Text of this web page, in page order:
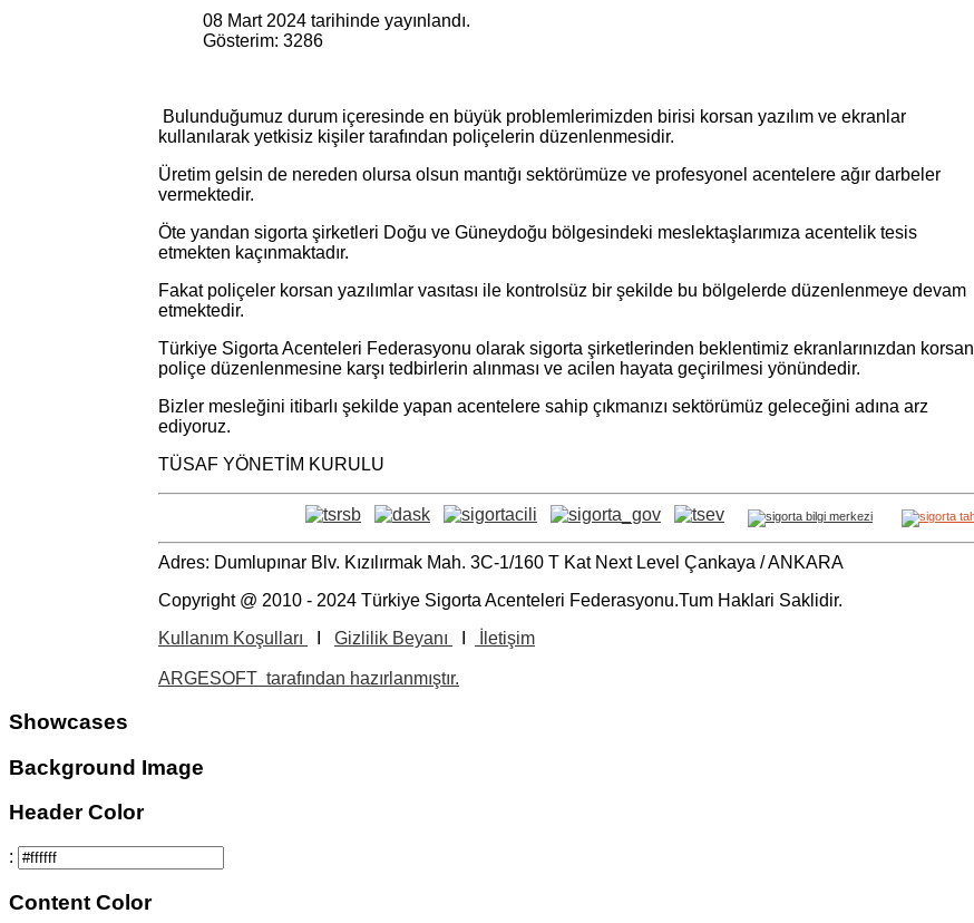
08 Mart 2024 tarihinde yayınlandı.
Gösterim: 3286
Bulunduğumuz durum içeresinde en büyük problemlerimizden birisi korsan yazılım ve ekranlar
kullanılarak yetkisiz kişiler tarafından poliçelerin düzenlenmesidir.
Üretim gelsin de nereden olursa olsun mantığı sektörümüze ve profesyonel acentelere ağır darbeler
vermektedir.
Öte yandan sigorta şirketleri Doğu ve Güneydoğu bölgesindeki meslektaşlarımıza acentelik tesis
etmekten kaçınmaktadır.
Fakat poliçeler korsan yazılımlar vasıtası ile kontrolsüz bir şekilde bu bölgelerde düzenlenmeye devam
etmektedir.
Türkiye Sigorta Acenteleri Federasyonu olarak sigorta şirketlerinden beklentimiz ekranlarınızdan korsan
poliçe düzenlenmesine karşı tedbirlerin alınması ve acilen hayata geçirilmesi yönündedir.
Bizler mesleğini itibarlı şekilde yapan acentelere sahip çıkmanızı sektörümüz geleceğini adına arz
ediyoruz.
TÜSAF YÖNETİM KURULU
Adres: Dumlupınar Blv. Kızılırmak Mah. 3C-1/160 T Kat Next Level Çankaya / ANKARA
Copyright @ 2010 - 2024 Türkiye Sigorta Acenteleri Federasyonu.Tum Haklari Saklidir.
Kullanım Koşulları
Gizlilik Beyanı İletişim
ARGESOFT tarafından hazırlanmıştır.
Showcases
Background Image
Header Color
:
Content Color